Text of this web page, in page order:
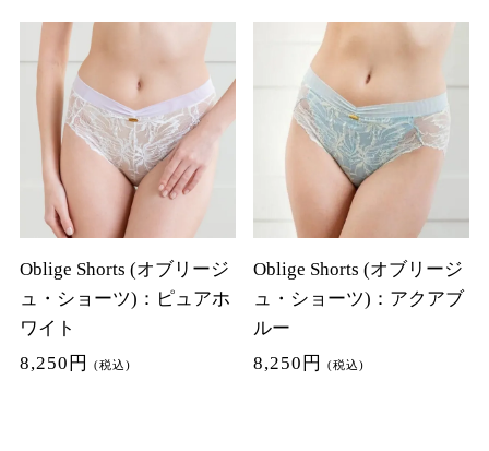
Oblige Shorts (オブリージ
ュ・ショーツ)：ピュアホ
ワイト
8,250円
(税込)
Oblige Shorts (オブリージ
ュ・ショーツ)：アクアブ
ルー
8,250円
(税込)